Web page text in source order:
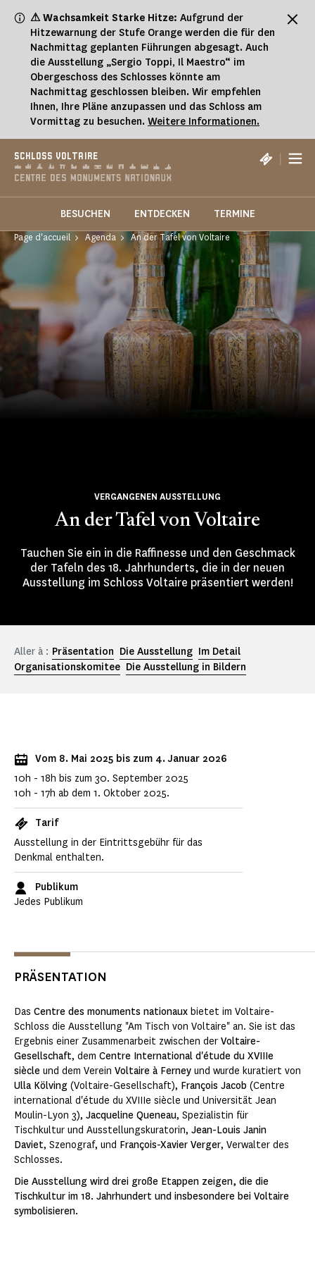
⚠ Wachsamkeit Starke Hitze: Aufgrund der
Hitzewarnung der Stufe Orange werden die für den
Nachmittag geplanten Führungen abgesagt. Auch
die Ausstellung „Sergio Toppi, Il Maestro“ im
Obergeschoss des Schlosses könnte am
Nachmittag geschlossen bleiben. Wir empfehlen
Ihnen, Ihre Pläne anzupassen und das Schloss am
Vormittag zu besuchen. Weitere Informationen.
SCHLOSS VOLTAIRE |
BESUCHEN ENTDECKEN TERMINE
Page d'accueil Agenda An der Tafel von Voltaire
An der Tafel von Voltaire
VERGANGENEN AUSSTELLUNG
Tauchen Sie ein in die Raffinesse und den Geschmack
der Tafeln des 18. Jahrhunderts, die in der neuen
Ausstellung im Schloss Voltaire präsentiert werden!
Aller à : Präsentation Die Ausstellung Im Detail
Organisationskomitee Die Ausstellung in Bildern
Vom 8. Mai 2025 bis zum 4. Januar 2026
10h - 18h bis zum 30. September 2025
10h - 17h ab dem 1. Oktober 2025.
Tarif
Ausstellung in der Eintrittsgebühr für das
Denkmal enthalten.
Publikum
Jedes Publikum
PRÄSENTATION
Das Centre des monuments nationaux bietet im Voltaire-
Schloss die Ausstellung "Am Tisch von Voltaire" an. Sie ist das
Ergebnis einer Zusammenarbeit zwischen der Voltaire-
Gesellschaft, dem Centre International d'étude du XVIIIe
siècle und dem Verein Voltaire à Ferney und wurde kuratiert von
Ulla Kölving (Voltaire-Gesellschaft), François Jacob (Centre
international d'étude du XVIIIe siècle und Universität Jean
Moulin-Lyon 3), Jacqueline Queneau, Spezialistin für
Tischkultur und Ausstellungskuratorin, Jean-Louis Janin
Daviet, Szenograf, und François-Xavier Verger, Verwalter des
Schlosses.
Die Ausstellung wird drei große Etappen zeigen, die die
Tischkultur im 18. Jahrhundert und insbesondere bei Voltaire
symbolisieren.